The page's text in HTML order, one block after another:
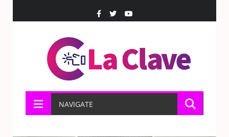
NAVIGATE